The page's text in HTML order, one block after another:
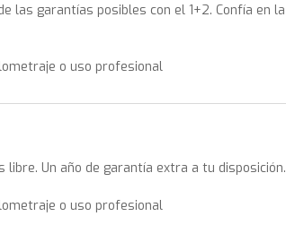
las garantías posibles con el 1+2. Confía en la
o uso profesional
Un año de garantía extra a tu disposición.
o uso profesional